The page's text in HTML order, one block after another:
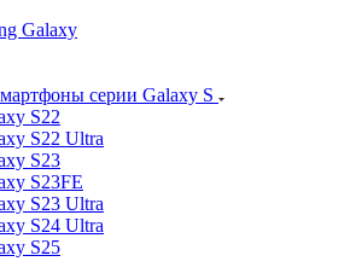
Galaxy
серии Galaxy S
S22
S22 Ultra
S23
S23FE
S23 Ultra
S24 Ultra
S25